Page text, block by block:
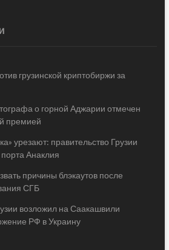
грузинской криптобиржи за
о горной Аджарии отмечен
премией
урезают: правительство Грузии
Анаклия
причины блэкаутов после
СГБ
возложил на Саакашвили
РФ в Украину